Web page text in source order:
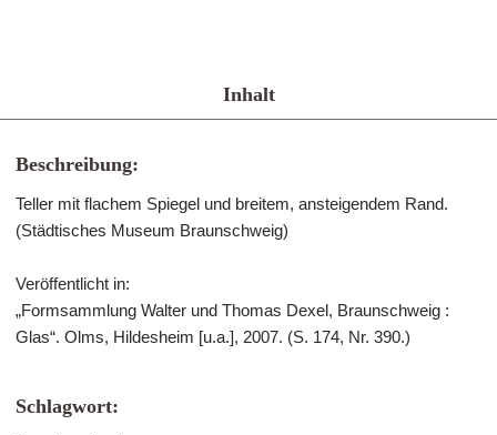
Inhalt
Beschreibung:
Teller mit flachem Spiegel und breitem, ansteigendem Rand.
(Städtisches Museum Braunschweig)
Veröffentlicht in:
„Formsammlung Walter und Thomas Dexel, Braunschweig :
Glas“. Olms, Hildesheim [u.a.], 2007. (S. 174, Nr. 390.)
Schlagwort: